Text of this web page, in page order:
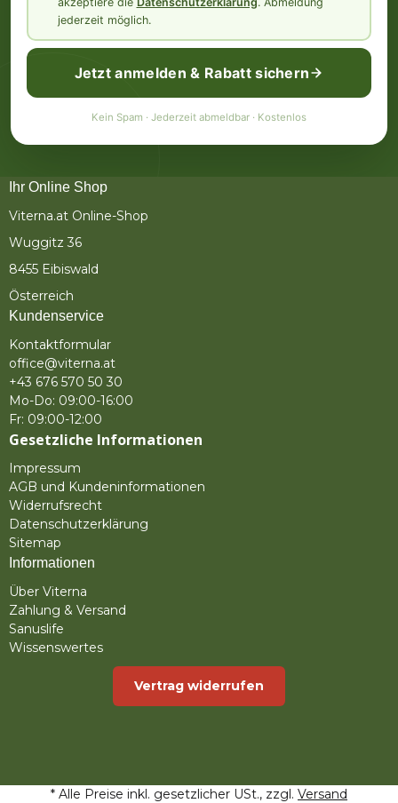
jederzeit möglich.
Jetzt anmelden & Rabatt sichern
Kein Spam · Jederzeit abmeldbar · Kostenlos
Ihr Online Shop
Viterna.at Online-Shop
Wuggitz 36
8455 Eibiswald
Österreich
Kundenservice
Kontaktformular
office@viterna.at
+43 676 570 50 30
Mo-Do: 09:00-16:00
Fr: 09:00-12:00
Gesetzliche Informationen
Impressum
AGB und Kundeninformationen
Widerrufsrecht
Datenschutzerklärung
Sitemap
Informationen
Über Viterna
Zahlung & Versand
Sanuslife
Wissenswertes
Vertrag widerrufen
* Alle Preise inkl. gesetzlicher USt., zzgl. Versand